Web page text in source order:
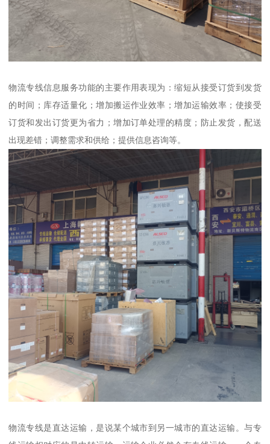
物流专线信息服务功能的主要作用表现为：缩短从接受订货到发货
的时间；库存适量化；增加搬运作业效率；增加运输效率；使接受
订货和发出订货更为省力；增加订单处理的精度；防止发货，配送
出现差错；调整需求和供给；提供信息咨询等。
物流专线是直达运输，是说某个城市到另一城市的直达运输。与专